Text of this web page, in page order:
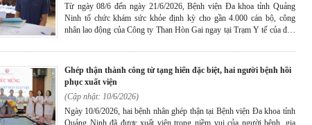
Từ ngày 08/6 đến ngày 21/6/2026, Bệnh viện Đa khoa tỉnh Quảng
Ninh tổ chức khám sức khỏe định kỳ cho gần 4.000 cán bộ, công
nhân lao động của Công ty Than Hòn Gai ngay tại Trạm Y tế của đơn
tật và bảo đảm an toàn lao động cho người lao động ngành than.
ghép thận thành công từ tạng hiến đặc biệt, hai người bệnh hồi
phục xuất viện
(Cập nhật: 10/6/2026)
Ngày 10/6/2026, hai bệnh nhân ghép thận tại Bệnh viện Đa khoa tỉnh
Quảng Ninh đã được xuất viện trong niềm vui của người bệnh, gia